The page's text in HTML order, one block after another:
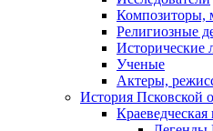
Композиторы,
Религиозные
Исторические
Ученые
Актеры,
История Псковской
Краеведческая